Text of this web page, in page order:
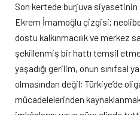
Son kertede burjuva
Ekrem İmamoğlu çizgisi;
dostu kalkınmacılık ve merkez
şekillenmiş bir hattı temsil
yaşadığı gerilim, onun sınıfsal
olmasından değil; Türkiye’de
mücadelelerinden